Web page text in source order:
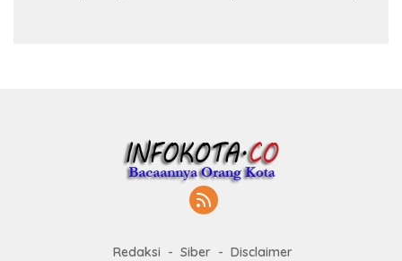
Redaksi Siber Disclaimer